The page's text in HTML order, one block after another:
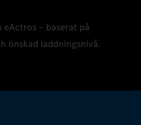
– baserat på
önskad laddningsnivå.